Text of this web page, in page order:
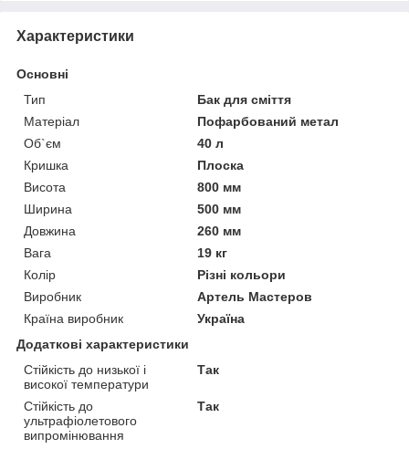
Характеристики
Основні
Тип
Бак для сміття
Матеріал
Пофарбований метал
Об`єм
40 л
Кришка
Плоска
Висота
800 мм
Ширина
500 мм
Довжина
260 мм
Вага
19 кг
Колір
Різні кольори
Виробник
Артель Мастеров
Країна виробник
Україна
Додаткові характеристики
Стійкість до низької і
високої температури
Так
Стійкість до
ультрафіолетового
випромінювання
Так